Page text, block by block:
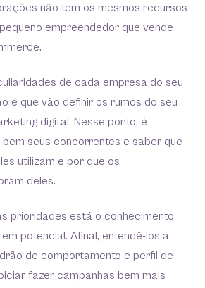
não tem os mesmos recursos
empreendedor que vende
de cada empresa do seu
é que vão definir os rumos do seu
digital. Nesse ponto, é
seus concorrentes e saber que
utilizam e por que os
deles.
prioridades está o conhecimento
potencial. Afinal, entendê-los a
de comportamento e perfil de
fazer campanhas bem mais